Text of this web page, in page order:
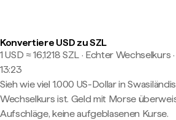
Konvertiere USD zu SZL
1 USD ≈ 16,1218 SZL · Echter Wechselkurs ·
13:23
Sieh wie viel 1.000 US-Dollar in
Wechselkurs ist. Geld mit Morse
Aufschläge, keine aufgeblasenen Kurse.